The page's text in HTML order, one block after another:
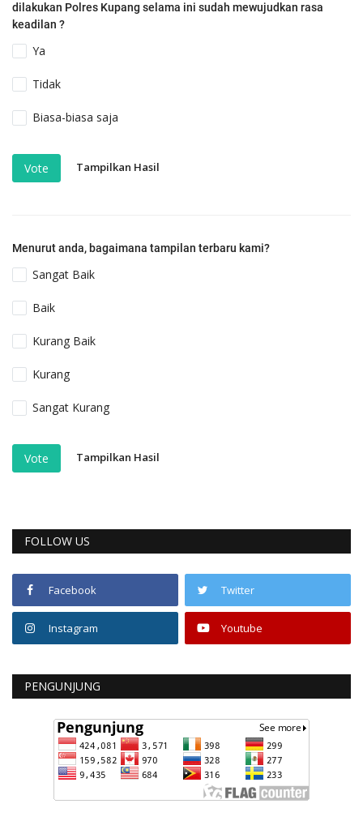
dilakukan Polres Kupang selama ini sudah mewujudkan rasa
keadilan ?
Ya
Tidak
Biasa-biasa saja
Vote Tampilkan Hasil
Menurut anda, bagaimana tampilan terbaru kami?
Sangat Baik
Baik
Kurang Baik
Kurang
Sangat Kurang
Vote Tampilkan Hasil
FOLLOW US
Facebook Twitter
Instagram Youtube
PENGUNJUNG